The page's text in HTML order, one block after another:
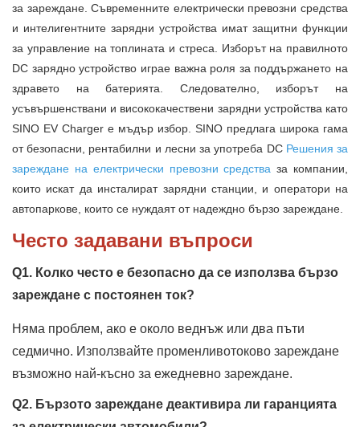
за зареждане. Съвременните електрически превозни средства
и интелигентните зарядни устройства имат защитни функции
за управление на топлината и стреса. Изборът на правилното
DC зарядно устройство играе важна роля за поддържането на
здравето на батерията. Следователно, изборът на
усъвършенствани и висококачествени зарядни устройства като
SINO EV Charger е мъдър избор. SINO предлага широка гама
от безопасни, рентабилни и лесни за употреба DC Решения за
зареждане на електрически превозни средстваза компании,
които искат да инсталират зарядни станции, и оператори на
автопаркове, които се нуждаят от надеждно бързо зареждане.
Често задавани въпроси
Q1. Колко често е безопасно да се използва бързо
зареждане с постоянен ток?
Няма проблем, ако е около веднъж или два пъти
седмично. Използвайте променливотоково зареждане
възможно най-късно за ежедневно зареждане.
Q2. Бързото зареждане деактивира ли гаранцията